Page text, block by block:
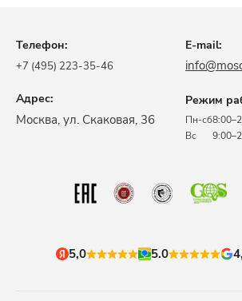
Телефон:
+7 (495) 223-35-46
E-mail:
Адрес:
​Москва, ул. Скаковая, 36​
Режим
Пн-сб
Вс
5,0 5.0